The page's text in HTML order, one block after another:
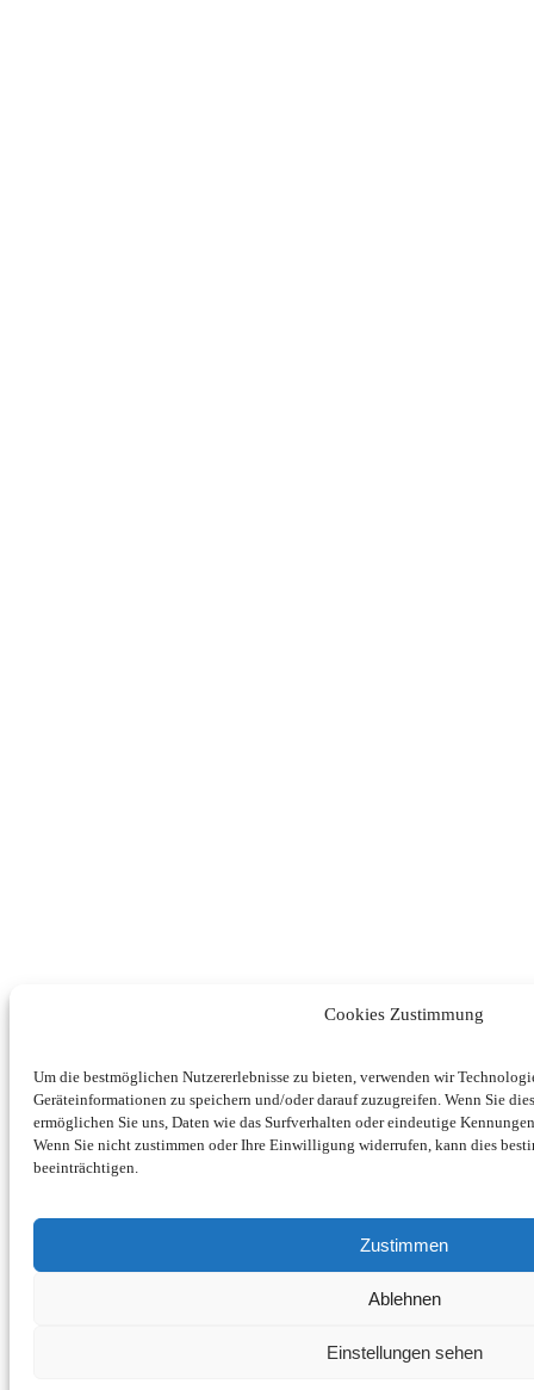
Cookies Zustimmung
Um die bestmöglichen Nutzererlebnisse zu bieten, verwenden wir
Geräteinformationen zu speichern und/oder darauf zuzugreifen. Wenn Sie
ermöglichen Sie uns, Daten wie das Surfverhalten oder eindeutige
Wenn Sie nicht zustimmen oder Ihre Einwilligung widerrufen, kann dies
beeinträchtigen.
Zustimmen
Ablehnen
Einstellungen sehen